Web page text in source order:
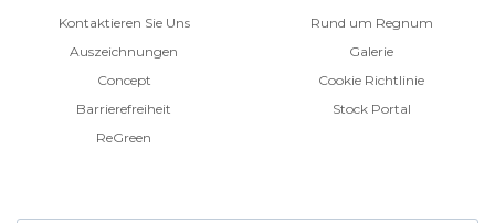
Kontaktieren Sie Uns
Auszeichnungen
Concept
Barrierefreiheit
ReGreen
Rund um Regnum
Galerie
Cookie Richtlinie
Stock Portal